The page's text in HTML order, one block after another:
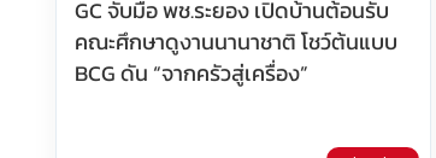
GC จับมือ พช.ระยอง เปิดบ้านต้อนรับ
คณะศึกษาดูงานนานาชาติ โชว์ต้นแบบ
BCG ดัน “จากครัวสู่เครื่อง”